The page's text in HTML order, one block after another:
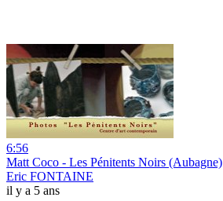
6:56
Matt Coco - Les Pénitents Noirs (Aubagne)
Eric FONTAINE
il y a 5 ans